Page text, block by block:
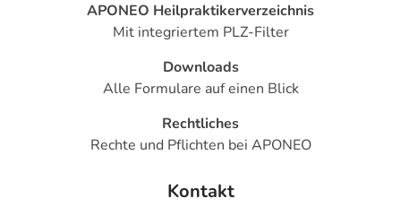
APONEO Heilpraktikerverzeichnis
Mit integriertem PLZ-Filter
Downloads
Alle Formulare auf einen Blick
Rechtliches
Rechte und Pflichten bei APONEO
Kontakt